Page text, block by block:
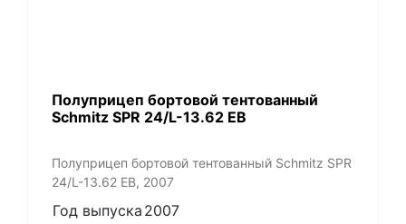
Полуприцеп бортовой тентованный
Schmitz SPR 24/L-13.62 EB
Полуприцеп бортовой тентованный Schmitz SPR
24/L-13.62 EB, 2007
Год выпуска 2007